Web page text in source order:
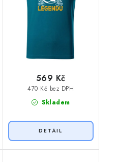
Skladem
470 Kč bez DPH
569 Kč